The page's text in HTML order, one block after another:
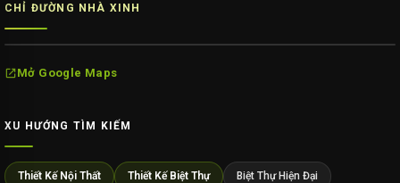
CHỈ ĐƯỜNG NHÀ XINH
Mở Google Maps
XU HƯỚNG TÌM KIẾM
Thiết Kế Nội Thất Thiết Kế Biệt Thự Biệt Thự Hiện Đại